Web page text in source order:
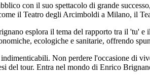
con il suo spettacolo di grande
il Teatro degli Arcimboldi a Milano, il
esplora il tema del rapporto tra il 'tu' e
ecologiche e sanitarie, offrendo
Non perdere l'occasione di
del tour. Entra nel mondo di Enrico